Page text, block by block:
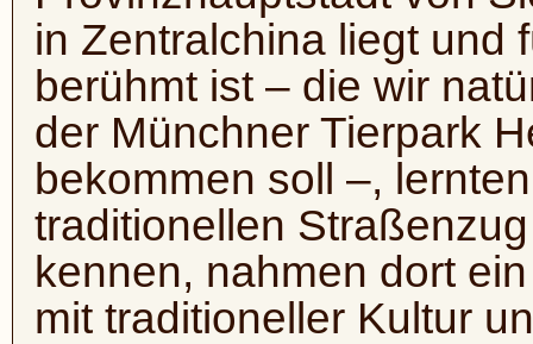
in Zentralchina liegt und
berühmt ist – die wir
der Münchner Tierpark
bekommen soll –,
traditionellen
kennen, nahmen dort
mit traditioneller Kultur